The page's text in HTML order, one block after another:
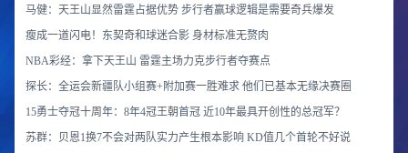
马健：天王山显然雷霆占据优势 步行者赢球逻辑是需要奇兵爆发
瘦成一道闪电！东契奇和球迷合影 身材标准无赘肉
NBA彩经：拿下天王山 雷霆主场力克步行者夺赛点
探长：全运会新疆队小组赛+附加赛一胜难求 他们已基本无缘决赛圈
15勇士夺冠十周年：8年4冠王朝首冠 近10年最具开创性的总冠军？
苏群：贝恩1换7不会对两队实力产生根本影响 KD值几个首轮不好说